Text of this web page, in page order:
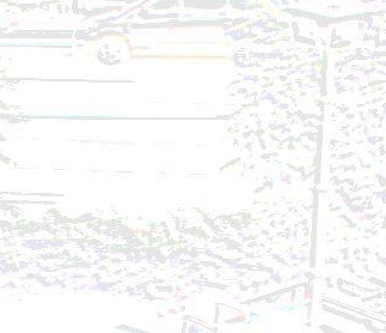
Brandeinsatz - Fahrzeugbrand - 27.07.2024
Technischer Einsatz - Aufräumen nach VU -
Brandeinsatz - BMA - 20.07.2024
Brandeinsatz - BMA - 10.07.2024
Brandeinsatz - BMA - 29.06.2024
Brandeinsatz - Garagenbrand - 21.06.2024
Technischer Einsatz - Ölspur - 18.06.2024
Technischer Einsatz - VU eingekl. Person -
Technischer Einsatz - Öleinsatz - 10.06.2024